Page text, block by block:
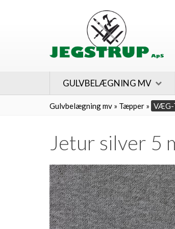
GULVBELÆGNING MV
Gulvbelægning mv » Tæpper » VÆG-
Jetur silver 5